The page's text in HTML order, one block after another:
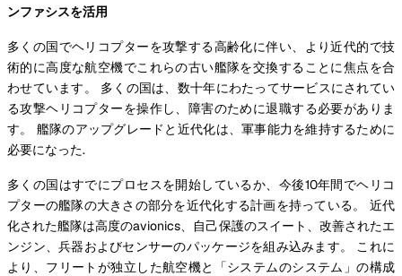
ンファシスを活用
多くの国でヘリコプターを攻撃する高齢化に伴い、より近代的で技
術的に高度な航空機でこれらの古い艦隊を交換することに焦点を合
わせています。 多くの国は、数十年にわたってサービスにされてい
る攻撃ヘリコプターを操作し、障害のために退職する必要がありま
す。 艦隊のアップグレードと近代化は、軍事能力を維持するために
必要になった.
多くの国はすでにプロセスを開始しているか、今後10年間でヘリコ
プターの艦隊の大きさの部分を近代化する計画を持っている。 近代
化された艦隊は高度のavionics、自己保護のスイート、改善されたエ
ンジン、兵器およびセンサーのパッケージを組み込みます。 これに
より、フリートが独立した航空機と「システムのシステム」の構成